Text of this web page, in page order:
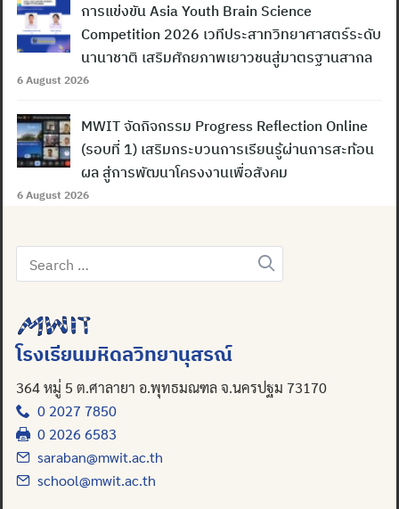
การแข่งขัน Asia Youth Brain Science
Competition 2026 เวทีประสาทวิทยาศาสตร์ระดับ
นานาชาติ เสริมศักยภาพเยาวชนสู่มาตรฐานสากล
6 August 2026
MWIT จัดกิจกรรม Progress Reflection Online
(รอบที่ 1) เสริมกระบวนการเรียนรู้ผ่านการสะท้อน
ผล สู่การพัฒนาโครงงานเพื่อสังคม
6 August 2026
Search
for:
โรงเรียนมหิดลวิทยานุสรณ์
364 หมู่ 5 ต.ศาลายา อ.พุทธมณฑล จ.นครปฐม 73170
0 2027 7850
0 2026 6583
saraban@mwit.ac.th
school@mwit.ac.th